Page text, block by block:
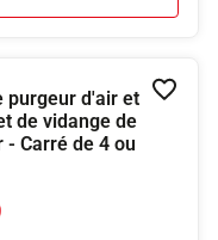
purgeur d'air et
de vidange de
- Carré de 4 ou